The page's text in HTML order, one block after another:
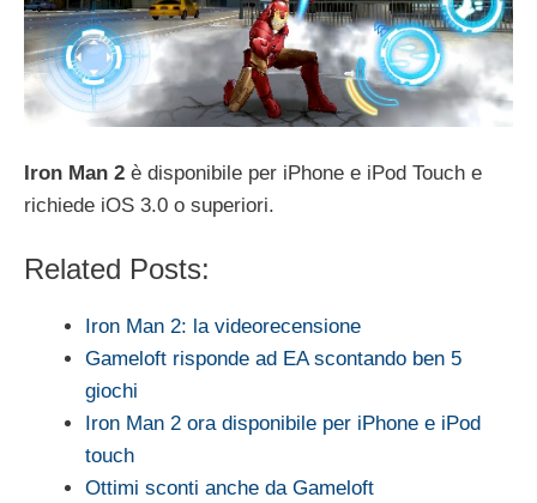
Iron Man 2 è disponibile per iPhone e iPod Touch e
richiede iOS 3.0 o superiori.
Related Posts:
Iron Man 2: la videorecensione
Gameloft risponde ad EA scontando ben 5
giochi
Iron Man 2 ora disponibile per iPhone e iPod
touch
Ottimi sconti anche da Gameloft